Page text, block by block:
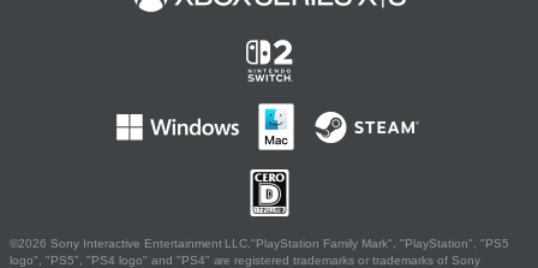
©2026 Sony Interactive Entertainment LLC."PlayStation Family Mark", "PlayStation", "PS5
logo", "PS5", "PS4 logo" and "PS4" are registered trademarks or trademarks of Sony